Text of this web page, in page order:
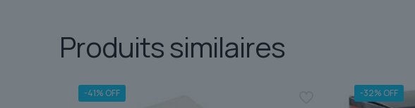
Produits similaires
-41% OFF -32% OFF